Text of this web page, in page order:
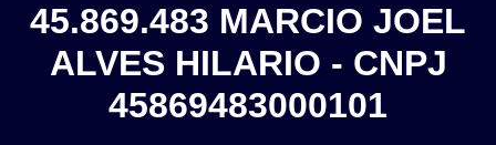
45.869.483 MARCIO JOEL
ALVES HILARIO - CNPJ
45869483000101